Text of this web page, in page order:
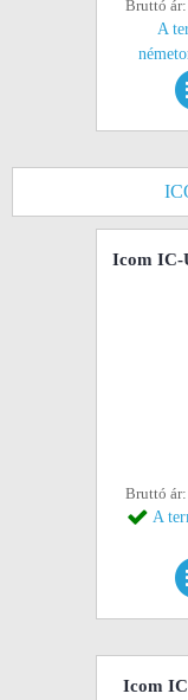
Bruttó
A
Icom IC-
Bruttó
A
Icom